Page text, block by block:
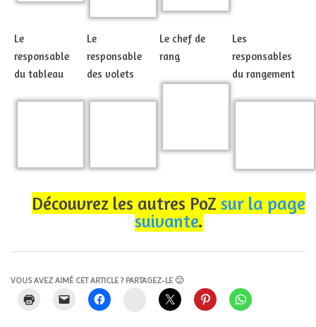
Le
responsable
du tableau
Le
responsable
des volets
Le chef de
rang
Les
responsables
du rangement
Découvrez les autres PoZ sur la page
suivante.
VOUS AVEZ AIMÉ CET ARTICLE ? PARTAGEZ-LE 🙂
Instagram